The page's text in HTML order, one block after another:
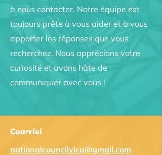
à nous contacter. Notre équipe est
toujours prête à vous aider et à vous
apporter les réponses que vous
recherchez. Nous apprécions votre
curiosité et avons hâte de
communiquer avec vous !
Courriel
nationalcouncilyica@gmail.com